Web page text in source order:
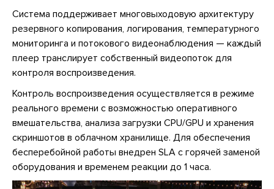
Система поддерживает многовыходовую архитектуру
резервного копирования, логирования, температурного
мониторинга и потокового видеонаблюдения — каждый
плеер транслирует собственный видеопоток для
контроля воспроизведения.
Контроль воспроизведения осуществляется в режиме
реального времени с возможностью оперативного
вмешательства, анализа загрузки CPU/GPU и хранения
скриншотов в облачном хранилище. Для обеспечения
бесперебойной работы внедрен SLA с горячей заменой
оборудования и временем реакции до 1 часа.